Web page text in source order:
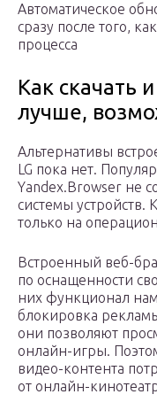
Автоматическое
сразу после того,
процесса
Как скачать
лучше,
Альтернативы
LG пока нет.
Yandex.Browser не
системы устройств.
только на
Встроенный веб-
по оснащенности
них функционал
блокировка
они позволяют
онлайн-игры.
видео-контента
от онлайн-